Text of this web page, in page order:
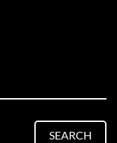
SEARCH